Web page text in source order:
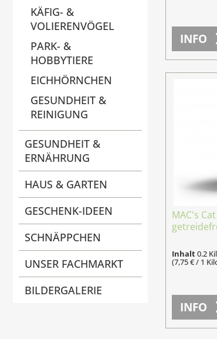
KÄFIG- &
VOLIERENVÖGEL
PARK- &
HOBBYTIERE
EICHHÖRNCHEN
GESUNDHEIT &
REINIGUNG
GESUNDHEIT &
ERNÄHRUNG
HAUS & GARTEN
GESCHENK-IDEEN
SCHNÄPPCHEN
UNSER FACHMARKT
BILDERGALERIE
INFO
MAC's
Inhalt0.2
(7,75 € / 1
INFO